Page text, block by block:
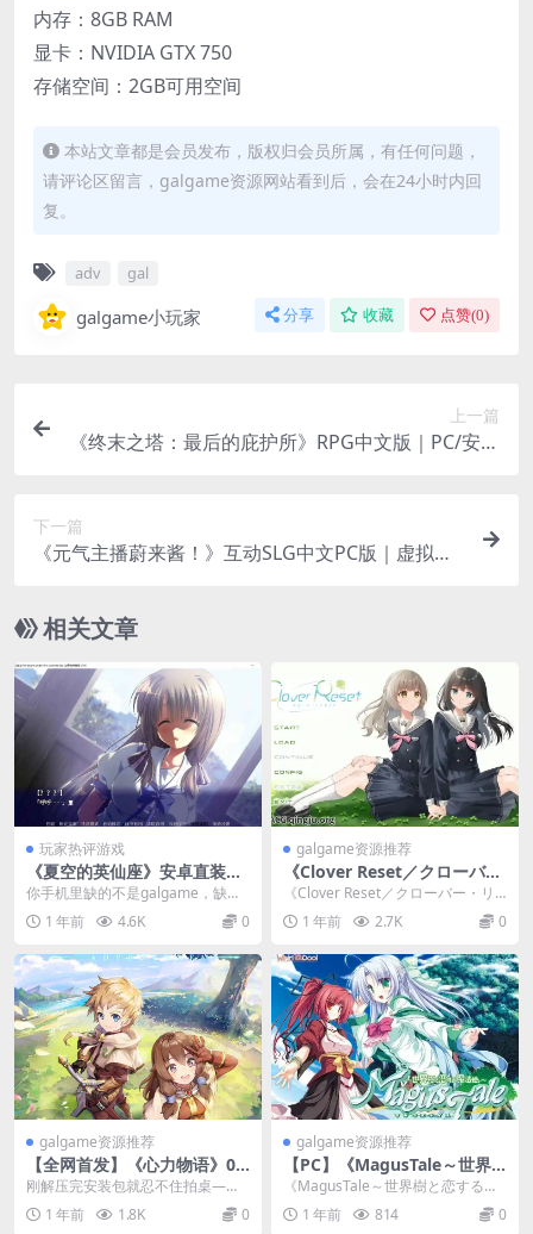
内存：8GB RAM
显卡：NVIDIA GTX 750
存储空间：2GB可用空间
本站文章都是会员发布，版权归会员所属，有任何问题，
请评论区留言，galgame资源网站看到后，会在24小时内回
复。
adv gal
galgame小玩家 分享 收藏 点赞(0)
上一篇
《终末之塔：最后的庇护所》RPG中文版｜PC/安卓
下一篇
《元气主播蔚来酱！》互动SLG中文PC版｜虚拟主
相关文章
玩家热评游戏
《夏空的英仙座》安卓直装版
V1.1上线 400小时重构的视觉
盛宴
你手机里缺的不是galgame，缺的
是能随时随地沉浸的「完整版神
作」。青桔移植组...
1 年前 4.6K 0
galgame资源推荐
《Clover Reset／クローバ
ー・リセット》PC+Tyranor
模拟器版官中体验：青春重启
的治愈之旅
《Clover Reset／クローバー・リ
セット》是一款以“命运重置”为核心
的校...1 年前 2.7K 0
galgame资源推荐
【全网首发】《心力物语》0.0
5折超值版：1.9GB轻量放置冒
险手游正式上线
刚解压完安装包就忍不住拍桌——
这年头居然真有厂商敢把648的礼
包砍到3块钱卖！《...
1 年前 1.8K 0
galgame资源推荐
【PC】《MagusTale～世界
樹と恋する魔法使い～》全语
音重制版：魔法学园恋爱ADV
配置指南
《MagusTale～世界樹と恋する魔
法使い～》是2009年由AXL社推出
的经典...
1 年前 814 0